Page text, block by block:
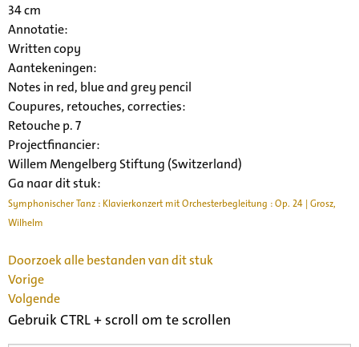
34 cm
Annotatie:
Written copy
Aantekeningen:
Notes in red, blue and grey pencil
Coupures, retouches, correcties:
Retouche p. 7
Projectfinancier:
Willem Mengelberg Stiftung (Switzerland)
Ga naar dit stuk:
Symphonischer Tanz : Klavierkonzert mit Orchesterbegleitung : Op. 24 | Grosz,
Wilhelm
Doorzoek alle bestanden van dit stuk
Vorige
Volgende
Gebruik CTRL + scroll om te scrollen